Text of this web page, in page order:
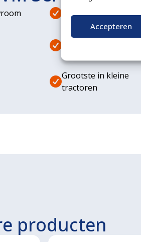
Accepteren
Eigen
Diverse
Grootste in kleine
tractoren
producten